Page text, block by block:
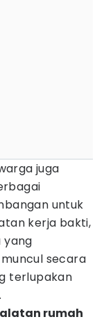
juga
untuk
kerja bakti,
yang
secara
terlupakan
rumah